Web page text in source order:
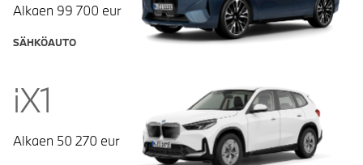
Alkaen 99 700 eur
SÄHKÖAUTO
iX1
Alkaen 50 270 eur